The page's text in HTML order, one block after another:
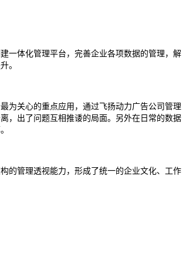
一体化管理平台，完善企业各项数据的管理，解
。
为关心的重点应用，通过飞扬动力广告公司管理
，出了问题互相推诿的局面。另外在日常的数据
的管理透视能力，形成了统一的企业文化、工作